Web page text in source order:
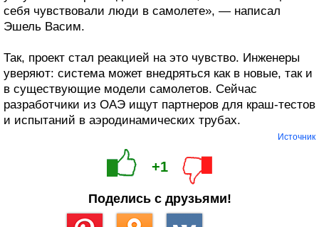
себя чувствовали люди в самолете», — написал
Эшель Васим.
Так, проект стал реакцией на это чувство. Инженеры
уверяют: система может внедряться как в новые, так и
в существующие модели самолетов. Сейчас
разработчики из ОАЭ ищут партнеров для краш-тестов
и испытаний в аэродинамических трубах.
Источник
+1
Поделись с друзьями!